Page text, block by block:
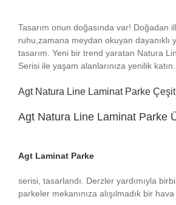
Tasarım onun doğasında var! Doğadan
ruhu,zamana meydan okuyan dayanıklı
tasarım. Yeni bir trend yaratan Natura
Serisi ile yaşam alanlarınıza yenilik katın.
Agt Natura Line Laminat Parke
Agt Natura Line Laminat Parke
Agt Laminat Parke
serisi, tasarlandı. Derzler yardımıyla
parkeler mekanınıza alışılmadık bir